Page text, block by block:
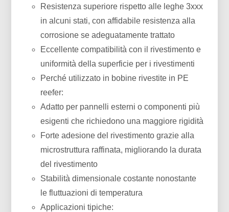
Resistenza superiore rispetto alle leghe 3xxx
in alcuni stati, con affidabile resistenza alla
corrosione se adeguatamente trattato
Eccellente compatibilità con il rivestimento e
uniformità della superficie per i rivestimenti
Perché utilizzato in bobine rivestite in PE
reefer:
Adatto per pannelli esterni o componenti più
esigenti che richiedono una maggiore rigidità
Forte adesione del rivestimento grazie alla
microstruttura raffinata, migliorando la durata
del rivestimento
Stabilità dimensionale costante nonostante
le fluttuazioni di temperatura
Applicazioni tipiche: